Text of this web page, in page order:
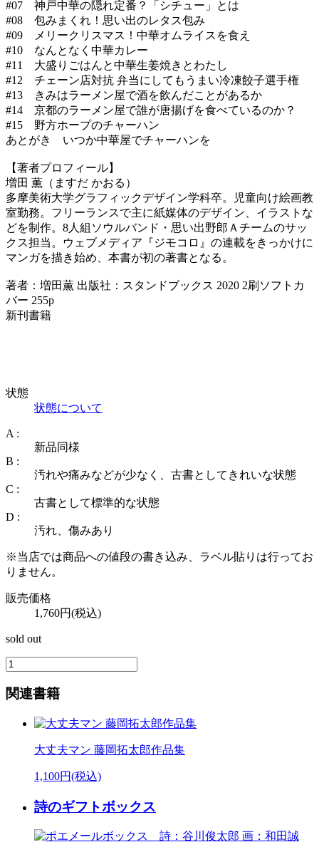
#07 神戸中華の隠れ定番？「シチュー」とは
#08 包みまくれ！思い出のレタス包み
#09 メリークリスマス！中華オムライスを食え
#10 なんとなく中華カレー
#11 大盛りごはんと中華生姜焼きとわたし
#12 チェーン店対抗 弁当にしてもうまい冷凍餃子選手権
#13 きみはラーメン屋で酒を飲んだことがあるか
#14 京都のラーメン屋で誰が唐揚げを食べているのか？
#15 野方ホープのチャーハン
あとがき いつか中華屋でチャーハンを
【著者プロフィール】
増田 薫（ますだ かおる）
多摩美術大学グラフィックデザイン学科卒。児童向け絵画教
室勤務。フリーランスで主に紙媒体のデザイン、イラストな
どを制作。8人組ソウルバンド・思い出野郎Ａチームのサッ
クス担当。ウェブメディア『ジモコロ』の連載をきっかけに
マンガを描き始め、本書が初の著書となる。
著者：増田薫 出版社：スタンドブックス 2020 2刷ソフトカ
バー 255p
新刊書籍
状態
状態について
A :
新品同様
B :
汚れや痛みなどが少なく、古書としてきれいな状態
C :
古書として標準的な状態
D :
汚れ、傷みあり
※当店では商品への値段の書き込み、ラベル貼りは行ってお
りません。
販売価格
1,760円(税込)
sold out
関連書籍
大丈夫マン 藤岡拓太郎作品集
1,100円(税込)
詩のギフトボックス